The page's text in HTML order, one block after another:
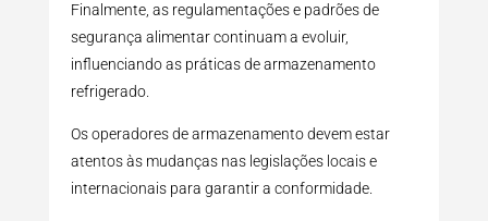
Finalmente, as regulamentações e padrões de
segurança alimentar continuam a evoluir,
influenciando as práticas de armazenamento
refrigerado.
Os operadores de armazenamento devem estar
atentos às mudanças nas legislações locais e
internacionais para garantir a conformidade.